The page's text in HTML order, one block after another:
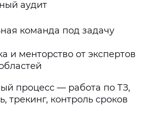
аудит
команда под задачу
и менторство от экспертов
процесс — работа по ТЗ,
трекинг, контроль сроков